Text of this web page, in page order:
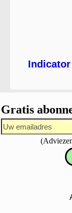
Gratis